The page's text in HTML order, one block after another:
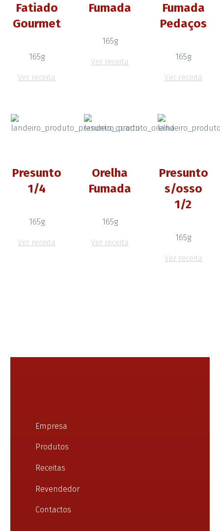
Fatiado
Gourmet
165g
Ver receita
Fumada
165g
Ver receita
Fumada
Pedaços
165g
Ver receita
Presunto
1/4
165g
Ver receita
Orelha
Fumada
165g
Ver receita
Presunto
s/osso
1/2
165g
Ver receita
Empresa
Produtos
Receitas
Revendedor
Contactos